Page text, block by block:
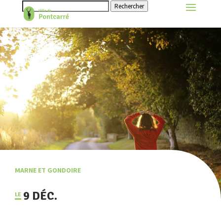
Rechercher
MARNE ET GONDOIRE
9 DÉC.